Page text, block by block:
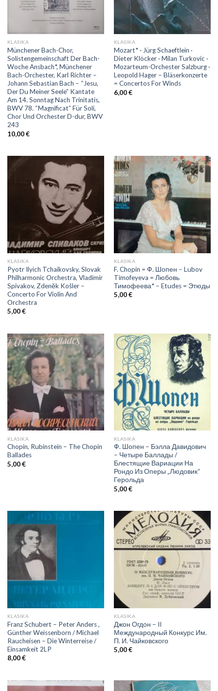
KLASIKA
Münchener Bach-Chor,
Solistengemeinschaft Der Bach-
Woche Ansbach*, Münchener
Bach-Orchester, Karl Richter –
Johann Sebastian Bach – “Jesu,
Der Du Meiner Seele” Kantate
Am 14. Sonntag Nach Trinitatis,
BWV 78. “Magnificat” Für Soli,
Chor Und Orchester D-dur, BWV
243
10,00€
KLASIKA
Mozart* · Jürg Schaeftlein ·
Dieter Klöcker · Milan Turkovic ·
Mozarteum-Orchester Salzburg ·
Leopold Hager – Bläserkonzerte
= Concertos For Winds
6,00€
KLASIKA
Pyotr Ilyich Tchaikovsky, Slovak
Philharmonic Orchestra, Vladimir
Spivakov, Zdeněk Košler –
Concerto For Violin And
Orchestra
5,00€
KLASIKA
F. Chopin = Ф. Шопен – Lubov
Timofeyeva = Любовь
Тимофеева* – Etudes = Этюды
5,00€
KLASIKA
Chopin, Rubinstein – The Chopin
Ballades
5,00€
KLASIKA
Ф. Шопен – Бэлла Давидович
– Четыре Баллады /
Блестящие Вариации На
Рондо Из Оперы „Людовик“
Герольда
5,00€
KLASIKA
Franz Schubert – Peter Anders ,
Günther Weissenborn / Michael
Raucheisen – Die Winterreise /
Einsamkeit 2LP
8,00€
KLASIKA
Джон Огдон – II
Международный Конкурс Им.
П. И. Чайковского
5,00€